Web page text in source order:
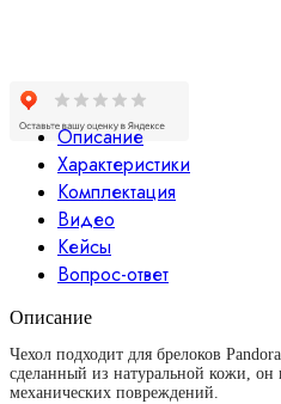
Описание
Характеристики
Комплектация
Видео
Кейсы
Вопрос-ответ
Описание
Чехол подходит для брелоков
сделанный из натуральной кожи, он
механических повреждений.